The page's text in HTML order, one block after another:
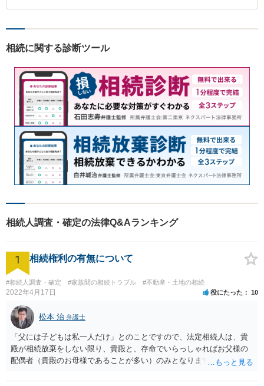
相続に関する診断ツール
相続人調査・確定の法律Q&Aランキング
1 相続権利の有無について
#相続人調査・確定 #家族間の相続トラブル #不動産・土地の相続
2022年4月17日 役にたった 10
松本 治 弁護士
「父には子どもは私一人だけ」とのことですので、法定相続人は、貴
殿が相続放棄をしない限り、貴殿と、存命でいらっしゃればお父様の
配偶者（貴殿のお母様であることが多い）のみとなります。遺言がな